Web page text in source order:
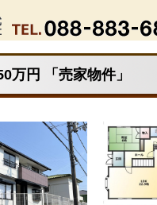
万円 「売家物件」